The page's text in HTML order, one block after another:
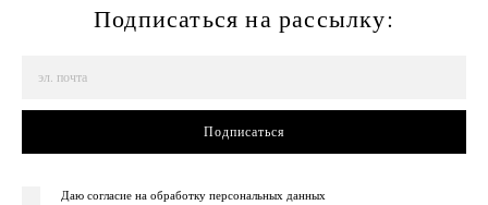
Подписаться на рассылку:
Подписаться
Даю согласие на обработку персональных данных